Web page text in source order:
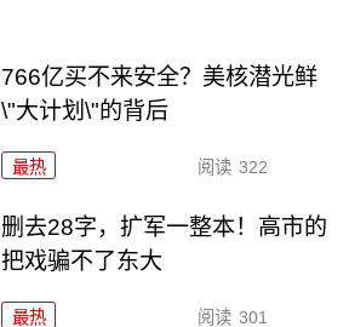
766亿买不来安全？美核潜光鲜
\"大计划\"的背后
最热 阅读 322
删去28字，扩军一整本！高市的
把戏骗不了东大
最热 阅读 301